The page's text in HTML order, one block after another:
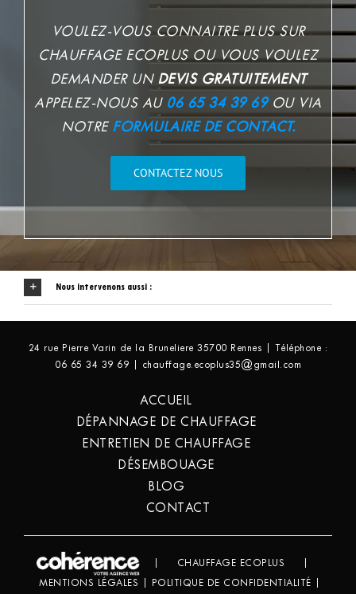
VOULEZ-VOUS CONNAITRE PLUS SUR
CHAUFFAGE ECOPLUS OU VOUS VOULEZ
DEMANDER UN DEVIS GRATUITEMENT
APPELEZ-NOUS AU 06 65 34 39 69 OU VIA
NOTRE FORMULAIRE DE CONTACT.
CONTACTEZ NOUS
Nous intervenons aussi :
24 rue Pierre Varin de la Bruneliere 35700 Rennes | Téléphone :
06 65 34 39 69 | chauffage.ecoplus35@gmail.com
ACCUEIL
DÉPANNAGE DE CHAUFFAGE
ENTRETIEN DE CHAUFFAGE
DÉSEMBOUAGE
BLOG
CONTACT
CHAUFFAGE ECOPLUS
MENTIONS LÉGALES POLITIQUE DE CONFIDENTIALITÉ